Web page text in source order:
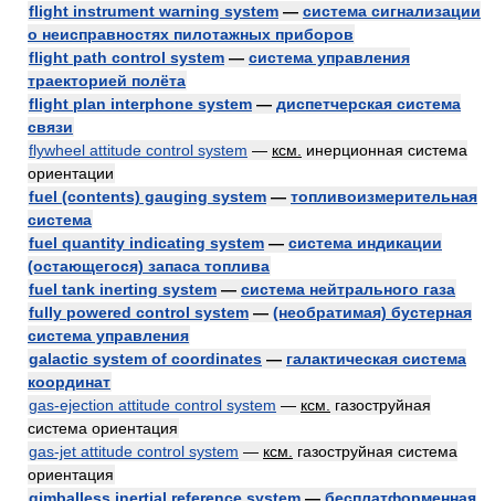
flight instrument warning system — система сигнализации
о неисправностях пилотажных приборов
flight path control system — система управления
траекторией полёта
flight plan interphone system — диспетчерская система
связи
flywheel attitude control system — ксм.
инерционная система
ориентации
fuel (contents) gauging system — топливоизмерительная
система
fuel quantity indicating system — система индикации
(остающегося) запаса топлива
fuel tank inerting system — система нейтрального газа
fully powered control system — (необратимая) бустерная
система управления
galactic system of coordinates — галактическая система
координат
gas-ejection attitude control system — ксм.
газоструйная
система ориентация
gas-jet attitude control system — ксм.
газоструйная система
ориентация